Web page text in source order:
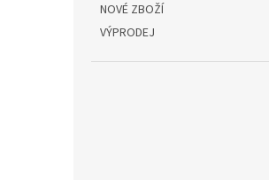
NOVÉ ZBOŽÍ
VÝPRODEJ